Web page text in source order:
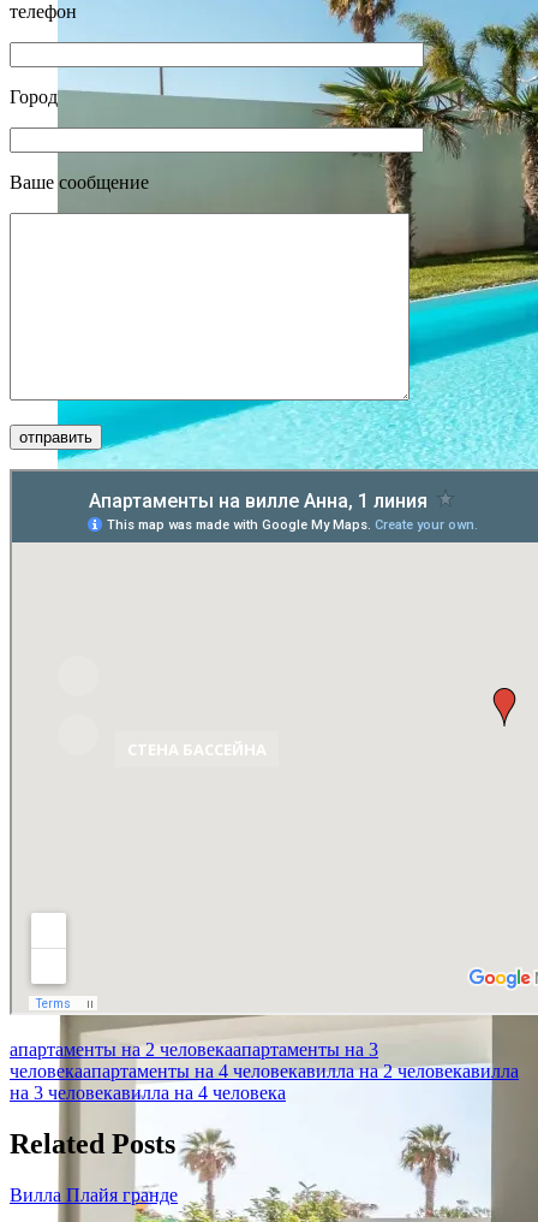
СТЕНА БАССЕЙНА
телефон
Город
Ваше сообщение
апартаменты на 2 человекаапартаменты на 3
человекаапартаменты на 4 человекавилла на 2 человекавилла
на 3 человекавилла на 4 человека
Related Posts
Вилла Плайя гранде